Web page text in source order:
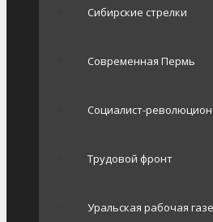
Сибирские стрелки
Современная Пермь
Социалист-
Трудовой фронт
Уральская рабочая